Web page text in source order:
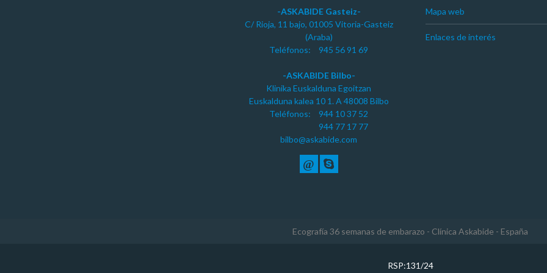
-ASKABIDE Gasteiz-
C/ Rioja, 11 bajo, 01005 Vitoria-Gasteiz
(Araba)
Teléfonos:
945 56 91 69
-ASKABIDE Bilbo-
Klinika Euskalduna Egoitzan
Euskalduna kalea 10 1. A 48008 Bilbo
Teléfonos:
944 10 37 52
944 77 17 77
bilbo@askabide.com
@
Mapa web
Enlaces de interés
Ecografía 36 semanas de embarazo Clínica Askabide España
RSP:131/24